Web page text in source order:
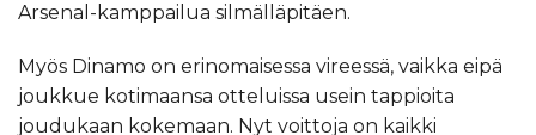
Arsenal-kamppailua silmälläpitäen.
Myös Dinamo on erinomaisessa vireessä, vaikka eipä
joukkue kotimaansa otteluissa usein tappioita
joudukaan kokemaan. Nyt voittoja on kaikki